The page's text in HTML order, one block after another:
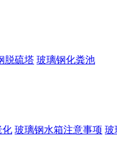
脱硫塔 玻璃钢化粪池
化 玻璃钢水箱注意事项 玻